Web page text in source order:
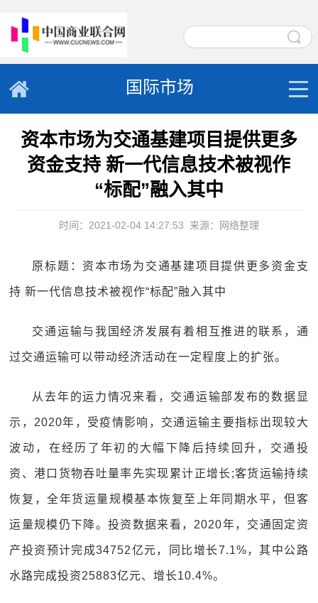
国际市场
资本市场为交通基建项目提供更多
资金支持 新一代信息技术被视作
“标配”融入其中
时间：2021-02-04 14:27:53 来源：网络整理
原标题：资本市场为交通基建项目提供更多资金支
持 新一代信息技术被视作“标配”融入其中
交通运输与我国经济发展有着相互推进的联系，通
过交通运输可以带动经济活动在一定程度上的扩张。
从去年的运力情况来看，交通运输部发布的数据显
示，2020年，受疫情影响，交通运输主要指标出现较大
波动，在经历了年初的大幅下降后持续回升，交通投
资、港口货物吞吐量率先实现累计正增长;客货运输持续
恢复，全年货运量规模基本恢复至上年同期水平，但客
运量规模仍下降。投资数据来看，2020年，交通固定资
产投资预计完成34752亿元，同比增长7.1%，其中公路
水路完成投资25883亿元、增长10.4%。